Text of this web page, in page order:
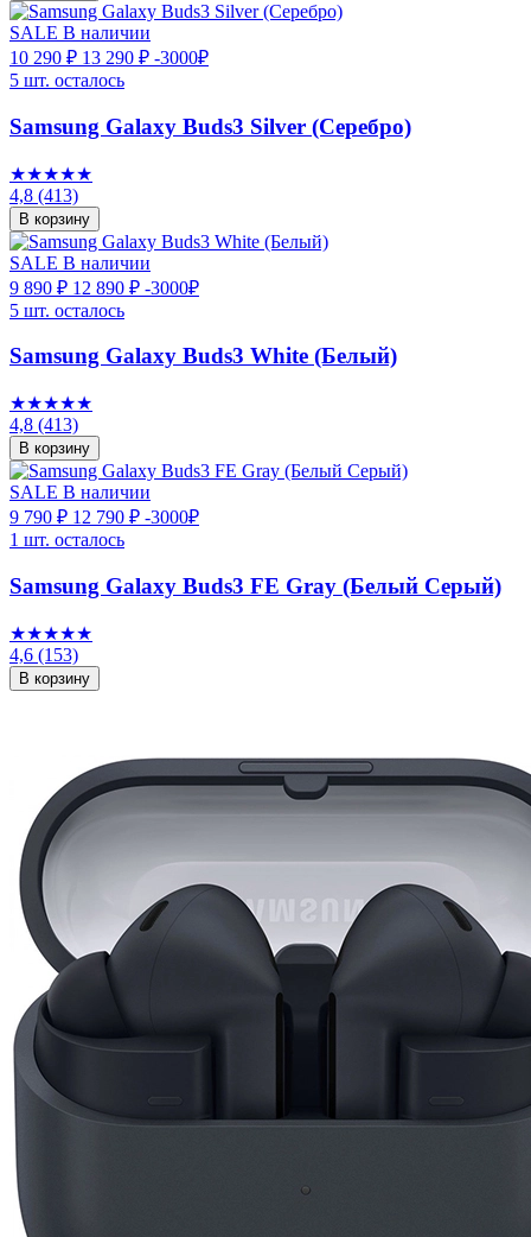
SALE В наличии
10 290 ₽ 13 290 ₽ -3000₽
5 шт. осталось
Samsung Galaxy Buds3 Silver (Серебро)
★★★★★
4,8 (413)
В корзину
SALE В наличии
9 890 ₽ 12 890 ₽ -3000₽
5 шт. осталось
Samsung Galaxy Buds3 White (Белый)
★★★★★
4,8 (413)
В корзину
SALE В наличии
9 790 ₽ 12 790 ₽ -3000₽
1 шт. осталось
Samsung Galaxy Buds3 FE Gray (Белый Серый)
★★★★★
4,6 (153)
В корзину